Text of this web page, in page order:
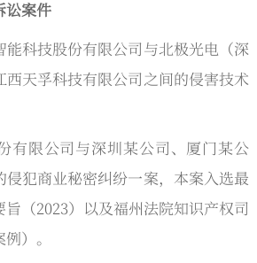
讼案件
能科技股份有限公司与北极光电（深
天孚科技有限公司之间的侵害技术
有限公司与深圳某公司、厦门某公
侵犯商业秘密纠纷一案，本案入选最
（2023）以及福州法院知识产权司
）。